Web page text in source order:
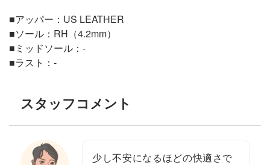
■アッパー：US LEATHER
■ソール：RH（4.2mm）
■ミッドソール：-
■ラスト：-
スタッフコメント
少し不安になるほどの快適さで